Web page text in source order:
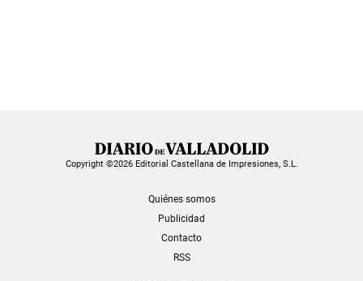
Copyright ©2026 Editorial Castellana de Impresiones, S.L.
Quiénes somos
Publicidad
Contacto
RSS